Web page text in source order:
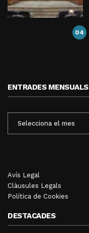
04
ENTRADES MENSUALS
MENSUALS
Avís Legal
Clàusules Legals
Política de Cookies
DESTACADES